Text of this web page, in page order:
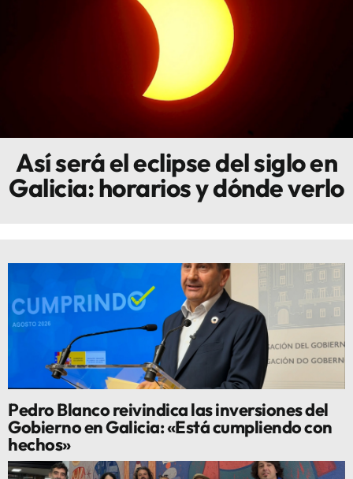
Innova
Así será el eclipse del siglo en
Galicia: horarios y dónde verlo
Pedro Blanco reivindica las inversiones del
Gobierno en Galicia: «Está cumpliendo con
hechos»